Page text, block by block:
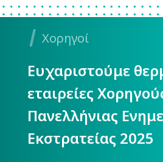
Χορηγοί
Ευχαριστούμε
εταιρείες
Πανελλήνιας
Εκστρατείας 2025